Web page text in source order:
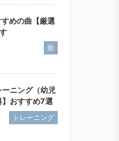
めの曲【厳選
歌
ーニング（幼児
おすすめ7選
トレーニング